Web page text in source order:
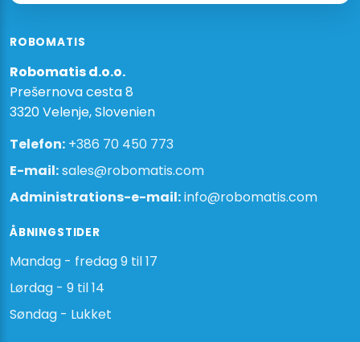
ROBOMATIS
Robomatis d.o.o.
Prešernova cesta 8
3320 Velenje, Slovenien
Telefon: +386 70 450 773
E-mail:sales@robomatis.com
Administrations-e-mail:info@robomatis.com
ÅBNINGSTIDER
Mandag - fredag 9 til 17
Lørdag - 9 til 14
Søndag - Lukket